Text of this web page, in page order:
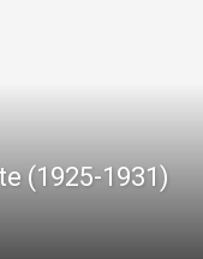
(1925-1931)